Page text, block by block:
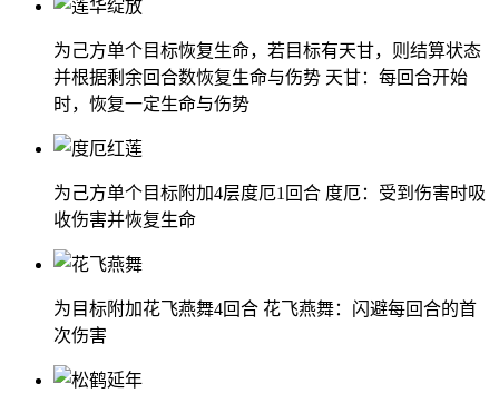
为己方单个目标恢复生命，若目标有天甘，则结算状态
并根据剩余回合数恢复生命与伤势 天甘：每回合开始
时，恢复一定生命与伤势
为己方单个目标附加4层度厄1回合 度厄：受到伤害时吸
收伤害并恢复生命
为目标附加花飞燕舞4回合 花飞燕舞：闪避每回合的首
次伤害